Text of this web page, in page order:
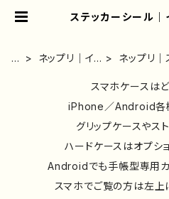
ステッカーシール｜
しゃれ/イラストレ
気/後払い/通販｜
ホ
ネップリ｜イ
ゃれ｜おすす
め｜絵師｜一
ネップリ｜
ストレー
しゃれ｜シ
スマホケースは
iPhone／Android各
グリップケースやス
ハードケースはオプシ
Androidでも手帳型専用
スマホでご覧の方は左上